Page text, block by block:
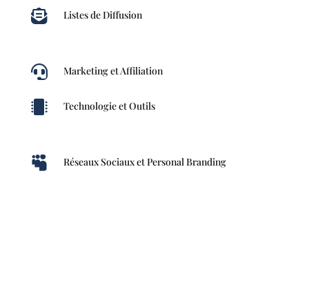
 Listes de Diffusion
 Marketing et Affiliation
 Technologie et Outils
 Réseaux Sociaux et Personal Branding